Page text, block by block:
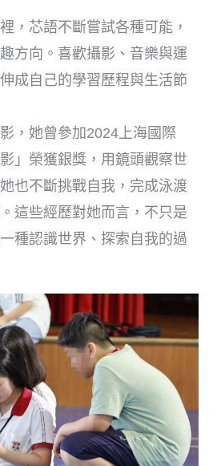
，芯語不斷嘗試各種可能，
方向。喜歡攝影、音樂與運
成自己的學習歷程與生活節
，她曾參加2024上海國際
」榮獲銀獎，用鏡頭觀察世
也不斷挑戰自我，完成泳渡
這些經歷對她而言，不只是
種認識世界、探索自我的過